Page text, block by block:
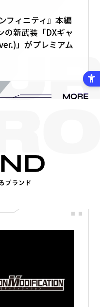
フィニティ』本編
の新武装「DXギャ
」がプレミアム